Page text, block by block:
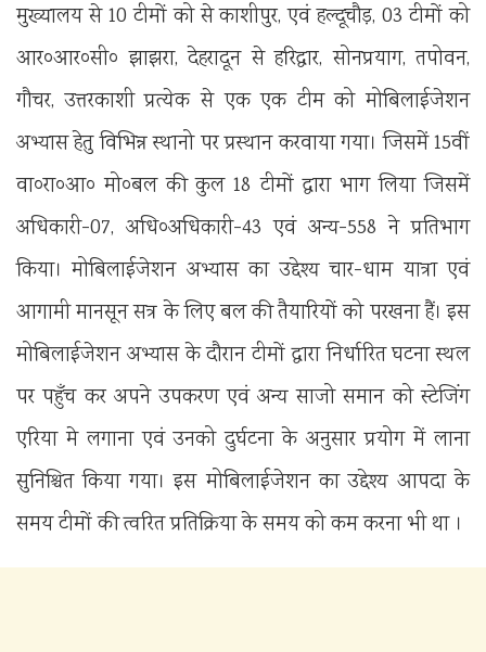
मुख्यालय से 10 टीमों को से काशीपुर, एवं हल्दूचौड़, 03 टीमों को
आर०आर०सी० झाझरा, देहरादून से हरिद्वार, सोनप्रयाग, तपोवन,
गौचर, उत्तरकाशी प्रत्येक से एक एक टीम को मोबिलाईजेशन
अभ्यास हेतु विभिन्न स्थानो पर प्रस्थान करवाया गया। जिसमें 15वीं
वा०रा०आ० मो०बल की कुल 18 टीमों द्वारा भाग लिया जिसमें
अधिकारी-07, अधि०अधिकारी-43 एवं अन्य-558 ने प्रतिभाग
किया। मोबिलाईजेशन अभ्यास का उद्देश्य चार-धाम यात्रा एवं
आगामी मानसून सत्र के लिए बल की तैयारियों को परखना हैं। इस
मोबिलाईजेशन अभ्यास के दौरान टीमों द्वारा निर्धारित घटना स्थल
पर पहुँच कर अपने उपकरण एवं अन्य साजो समान को स्टेजिंग
एरिया मे लगाना एवं उनको दुर्घटना के अनुसार प्रयोग में लाना
सुनिश्चित किया गया। इस मोबिलाईजेशन का उद्देश्य आपदा के
समय टीमों की त्वरित प्रतिक्रिया के समय को कम करना भी था ।